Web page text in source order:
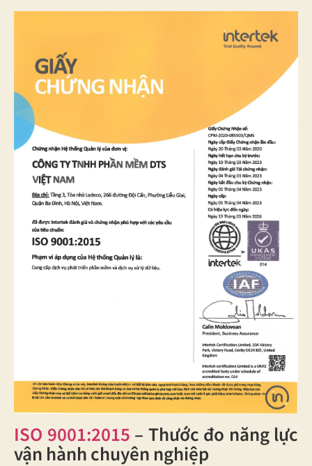
ISO 9001:2015 – Thước đo năng lực
vận hành chuyên nghiệp